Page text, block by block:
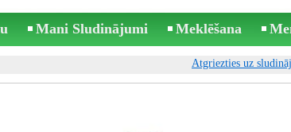
Mani Sludinājumi Meklēšana
Atgriezties uz